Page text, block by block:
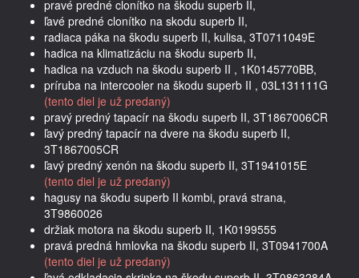
pravé predné clonítko na škodu superb II,
ľavé predné clonítko na skodu superb II,
radiaca páka na škodu superb II, kulisa, 3T0711049E
hadica na klimatizáciu na škodu superb II,
hadica na vzduch na škodu superb II , 1K0145770BB,
príruba na intercooler na škodu superb II , 03L131111G
(tento diel je už predaný)
pravý predný tapacír na škodu superb II, 3T1867006CR
ľavý predný tapacír na dvere na škodu superb II,
3T1867005CR
ľavý predný xenón na škodu superb II, 3T1941015E
(tento diel je už predaný)
hagusy na škodu superb II kombi, pravá strana,
3T9860026
držiak motora na škodu superb II, 1K0199555
pravá predná hmlovka na škodu superb II, 3T0941700A
(tento diel je už predaný)